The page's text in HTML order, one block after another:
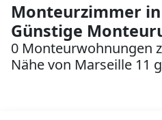
Monteurzimmer
Günstige
0 Monteurwohnungen
Nähe von Marseille 11